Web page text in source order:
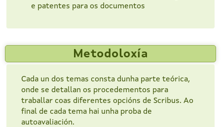
e patentes para os documentos
Metodoloxía
Cada un dos temas consta dunha parte teórica,
onde se detallan os procedementos para
traballar coas diferentes opcións de Scribus. Ao
final de cada tema hai unha proba de
autoavaliación.